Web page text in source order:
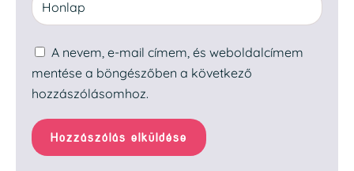
A nevem, e-mail címem, és weboldalcímem
mentése a böngészőben a következő
hozzászólásomhoz.
Hozzászólás elküldése